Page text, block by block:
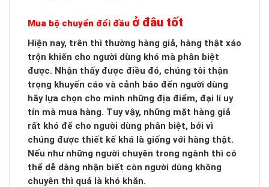
Mua bộ chuyển đổi đầu ở đâu tốt
Hiện nay, trên thì thường hàng giả, hàng thật xáo
trộn khiến cho người dùng khó mà phân biệt
được. Nhận thấy được điều đó, chúng tôi thận
trọng khuyến cáo và cảnh báo đến người dùng
hãy lựa chọn cho mình những địa điểm, đại lí uy
tín mà mua hàng. Tuy vậy, những mặt hàng giả
rất khó để cho người dùng phân biệt, bởi vì
chúng được thiết kế khá là giống với hàng thật.
Nếu như những người chuyên trong ngành thì có
thể dễ dàng nhận biết còn người dùng không
chuyên thì quả là khó khăn.